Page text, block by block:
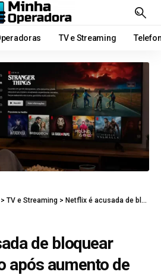
TV e Streaming
> TV e Streaming > Netflix é acusada de bloquear cancelamento após aumento de preços
de bloquear
após aumento de